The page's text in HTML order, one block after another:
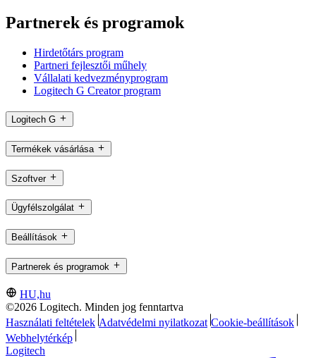
Partnerek és programok
Hirdetőtárs program
Partneri fejlesztői műhely
Vállalati kedvezményprogram
Logitech G Creator program
Logitech G
Termékek vásárlása
Szoftver
Ügyfélszolgálat
Beállítások
Partnerek és programok
HU,hu
©2026 Logitech. Minden jog fenntartva
Használati feltételek Adatvédelmi nyilatkozat Cookie-beállítások
Webhelytérkép
Logitech